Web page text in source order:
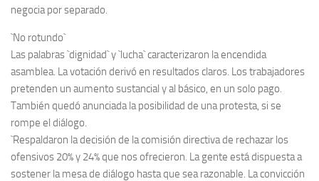
negocia por separado.
`No rotundo`
Las palabras `dignidad` y `lucha` caracterizaron la encendida
asamblea. La votación derivó en resultados claros. Los trabajadores
pretenden un aumento sustancial y al básico, en un solo pago.
También quedó anunciada la posibilidad de una protesta, si se
rompe el diálogo.
`Respaldaron la decisión de la comisión directiva de rechazar los
ofensivos 20% y 24% que nos ofrecieron. La gente está dispuesta a
sostener la mesa de diálogo hasta que sea razonable. La convicción